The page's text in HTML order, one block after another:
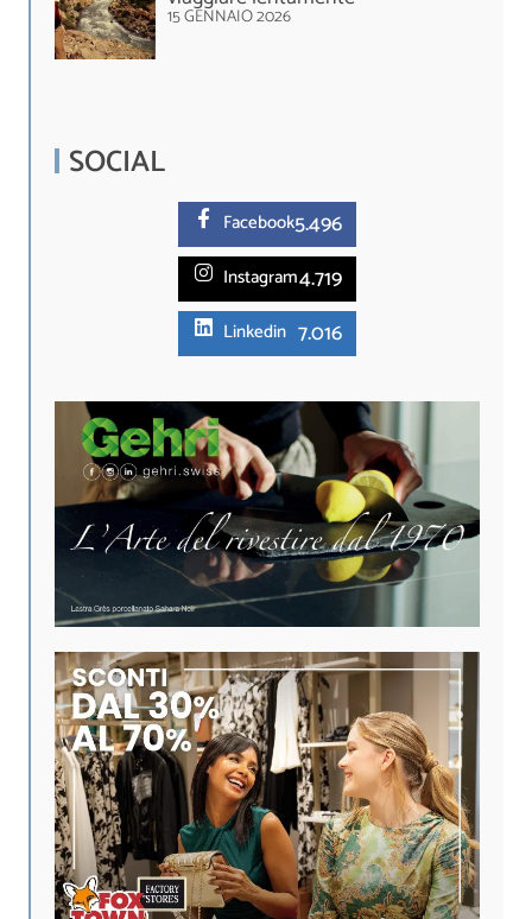
15 GENNAIO 2026
SOCIAL
Facebook5.496
Instagram4.719
Linkedin 7.016